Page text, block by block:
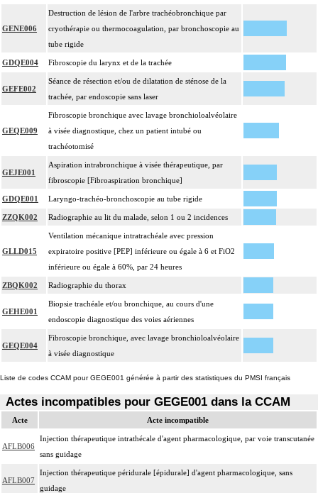
GENE006
Destruction de lésion de l'arbre trachéobronchique par
cryothérapie ou thermocoagulation, par bronchoscopie au
tube rigide
GDQE004 Fibroscopie du larynx et de la trachée
GEFE002
Séance de résection et/ou de dilatation de sténose de la
trachée, par endoscopie sans laser
GEQE009
Fibroscopie bronchique avec lavage bronchioloalvéolaire
à visée diagnostique, chez un patient intubé ou
trachéotomisé
GEJE001
Aspiration intrabronchique à visée thérapeutique, par
fibroscopie [Fibroaspiration bronchique]
GDQE001 Laryngo-trachéo-bronchoscopie au tube rigide
ZZQK002 Radiographie au lit du malade, selon 1 ou 2 incidences
GLLD015
Ventilation mécanique intratrachéale avec pression
expiratoire positive [PEP] inférieure ou égale à 6 et FiO2
inférieure ou égale à 60%, par 24 heures
ZBQK002 Radiographie du thorax
GEHE001
Biopsie trachéale et/ou bronchique, au cours d'une
endoscopie diagnostique des voies aériennes
GEQE004
Fibroscopie bronchique, avec lavage bronchioloalvéolaire
à visée diagnostique
Liste de codes CCAM pour GEGE001 générée à partir des statistiques du PMSI français
Actes incompatibles pour GEGE001 dans la CCAM
Acte Acte incompatible
AFLB006
Injection thérapeutique intrathécale d'agent pharmacologique, par voie transcutanée
sans guidage
AFLB007
Injection thérapeutique péridurale [épidurale] d'agent pharmacologique, sans
guidage